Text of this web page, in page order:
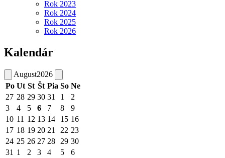
Rok 2023
Rok 2024
Rok 2025
Rok 2026
Kalendár
August2026
Po Ut St Št Pia So Ne
27 28 29 30 31 1
2
3
4 5 6 7 8
9
10 11 12 13 14 15 16
17 18 19 20 21 22 23
24 25 26 27 28 29 30
31 1 2 3 4 5 6